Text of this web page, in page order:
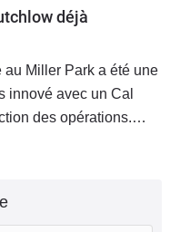
déjà
Miller Park a été une
innové avec un Cal
des opérations.